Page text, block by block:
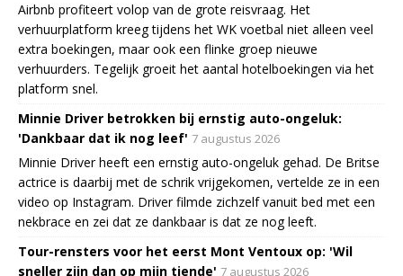
Airbnb profiteert volop van de grote reisvraag. Het
verhuurplatform kreeg tijdens het WK voetbal niet alleen veel
extra boekingen, maar ook een flinke groep nieuwe
verhuurders. Tegelijk groeit het aantal hotelboekingen via het
platform snel.
Minnie Driver betrokken bij ernstig auto-ongeluk:
'Dankbaar dat ik nog leef' 7 augustus 2026
Minnie Driver heeft een ernstig auto-ongeluk gehad. De Britse
actrice is daarbij met de schrik vrijgekomen, vertelde ze in een
video op Instagram. Driver filmde zichzelf vanuit bed met een
nekbrace en zei dat ze dankbaar is dat ze nog leeft.
Tour-rensters voor het eerst Mont Ventoux op: 'Wil
sneller zijn dan op mijn tiende' 7 augustus 2026